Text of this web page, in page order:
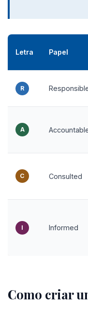
Letra Papel
R
A
C Consulted
I Informed
Como criar